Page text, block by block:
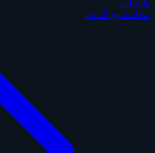
واتساب
محادثة مع الدعم